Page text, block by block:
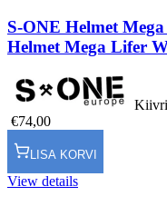
S-ONE Helmet
Helmet Mega Lifer
€74,00
LISA KORVI
View details